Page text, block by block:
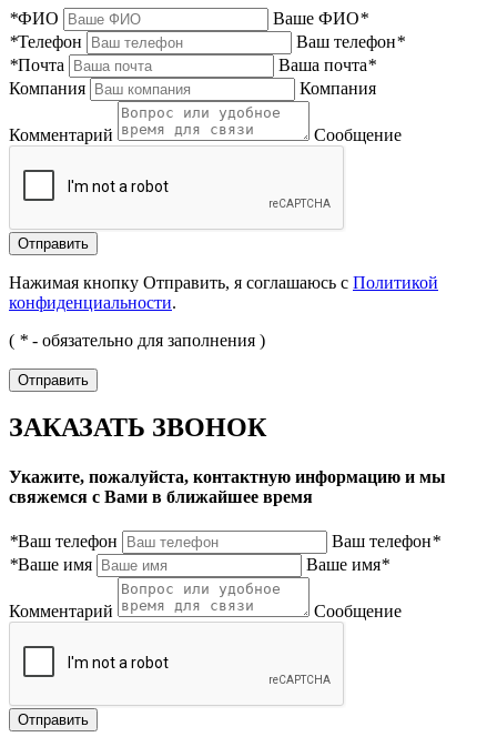
*ФИО Ваше ФИО*
*Телефон Ваш телефон*
*Почта Ваша почта*
Компания
Компания
Комментарий Сообщение
Нажимая кнопку Отправить, я соглашаюсь с Политикой
конфиденциальности.
( * - обязательно для заполнения )
ЗАКАЗАТЬ ЗВОНОК
Укажите, пожалуйста, контактную информацию и мы
свяжемся с Вами в ближайшее время
*Ваш телефон Ваш телефон*
*Ваше имя Ваше имя*
Комментарий Сообщение